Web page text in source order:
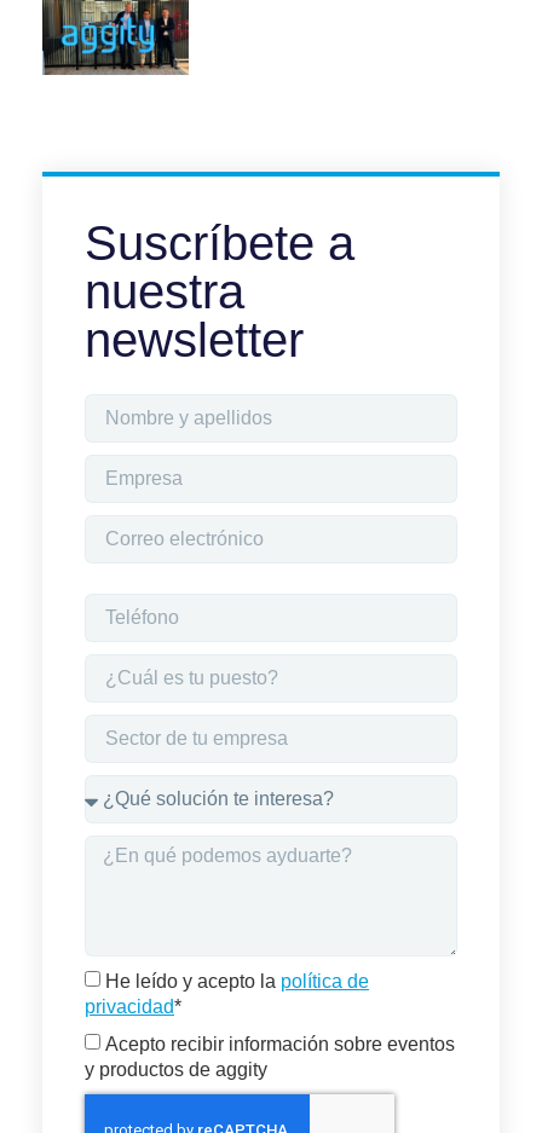
Suscríbete a
nuestra
newsletter
He leído y acepto la política de
privacidad*
Acepto recibir información sobre eventos
y productos de aggity